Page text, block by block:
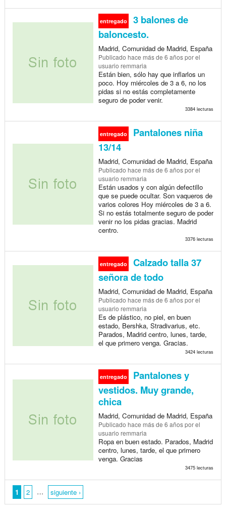
entregado
3 balones de
baloncesto.
Madrid, Comunidad de Madrid, España
Publicado hace más de 6 añospor el
usuario remmaria
Están bien, sólo hay que inflarlos un
poco. Hoy miércoles de 3 a 6, no los
pidas si no estás completamente
seguro de poder venir.
3384 lecturas
entregado
Pantalones niña
13/14
Madrid, Comunidad de Madrid, España
Publicado hace más de 6 añospor el
usuario remmaria
Están usados y con algún defectillo
que se puede ocultar. Son vaqueros de
varios colores Hoy miércoles de 3 a 6.
Si no estás totalmente seguro de poder
venir no los pidas gracias. Madrid
centro.
3376 lecturas
entregado
Calzado talla 37
señora de todo
Madrid, Comunidad de Madrid, España
Publicado hace más de 6 añospor el
usuario remmaria
Es de plástico, no piel, en buen
estado, Bershka, Stradivarius, etc.
Parados, Madrid centro, lunes, tarde,
el que primero venga. Gracias.
3424 lecturas
entregado
Pantalones y
vestidos. Muy grande,
chica
Madrid, Comunidad de Madrid, España
Publicado hace más de 6 añospor el
usuario remmaria
Ropa en buen estado. Parados, Madrid
centro, lunes, tarde, el que primero
venga. Gracias
3475 lecturas
1 2 … siguiente ›